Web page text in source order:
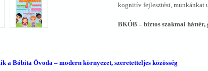
kognitív fejlesztést, munkánkat
BKÓB – biztos szakmai háttér,
a Bóbita Óvoda – modern környezet, szeretetteljes közösség